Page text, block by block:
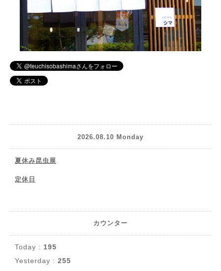
2026.08.10 Monday
夏休み昆虫展
定休日
カウンター
Today : 195
Yesterday : 255